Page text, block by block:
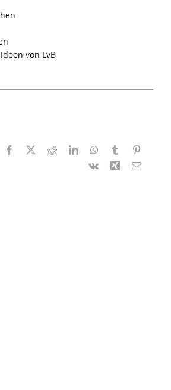
von LvB
Facebook RedditLinkedInWhatsApp
Tumblr
Vk
Xing E-